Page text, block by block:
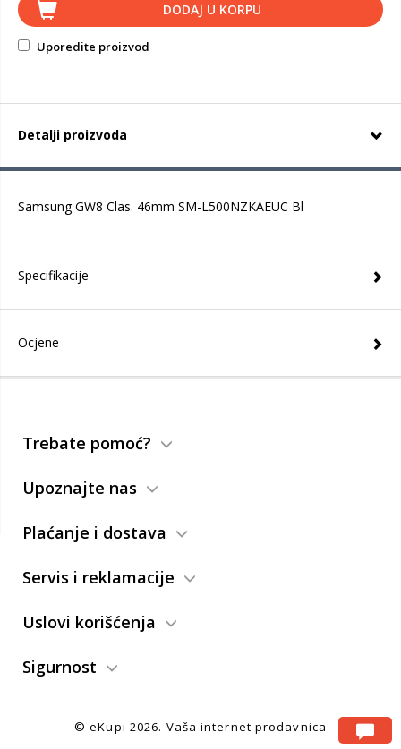
DODAJ U KORPU
Uporedite proizvod
Detalji proizvoda
Samsung GW8 Clas. 46mm SM-L500NZKAEUC Bl
Specifikacije
Ocjene
Trebate pomoć?
Upoznajte nas
Plaćanje i dostava
Servis i reklamacije
Uslovi korišćenja
Sigurnost
© eKupi 2026. Vaša internet prodavnica